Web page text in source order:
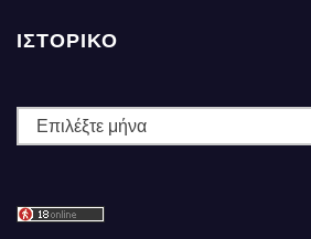
ΙΣΤΟΡΙΚΌ
Ιστορικό